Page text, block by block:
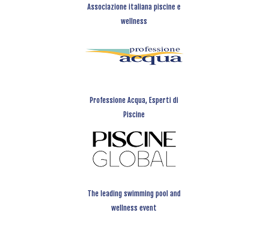
Associazione italiana piscine e
wellness
Professione Acqua, Esperti di
Piscine
The leading swimming pool and
wellness event